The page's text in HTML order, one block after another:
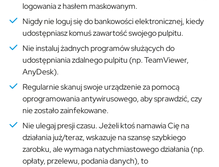
logowania z hasłem maskowanym.
Nigdy nie loguj się do bankowości elektronicznej, kiedy
udostępniasz komuś zawartość swojego pulpitu.
Nie instaluj żadnych programów służących do
udostępniania zdalnego pulpitu (np. TeamViewer,
AnyDesk).
Regularnie skanuj swoje urządzenie za pomocą
oprogramowania antywirusowego, aby sprawdzić, czy
nie zostało zainfekowane.
Nie ulegaj presji czasu. Jeżeli ktoś namawia Cię na
działania już/teraz, wskazuje na szansę szybkiego
zarobku, ale wymaga natychmiastowego działania (np.
opłaty, przelewu, podania danych), to